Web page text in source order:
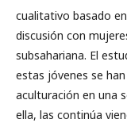
cualitativo basado
discusión con
subsahariana. El
estas jóvenes se
aculturación en una
ella, las continúa